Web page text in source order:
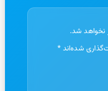
نخواهد شد.
شده‌اند *